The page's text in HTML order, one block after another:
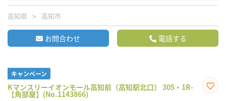
高知県 高知市
お問合わせ 電話する
キャンペーン
Kマンスリーイオンモール高知前（高知駅北口） 305・1R-
【角部屋】(No.1143866)